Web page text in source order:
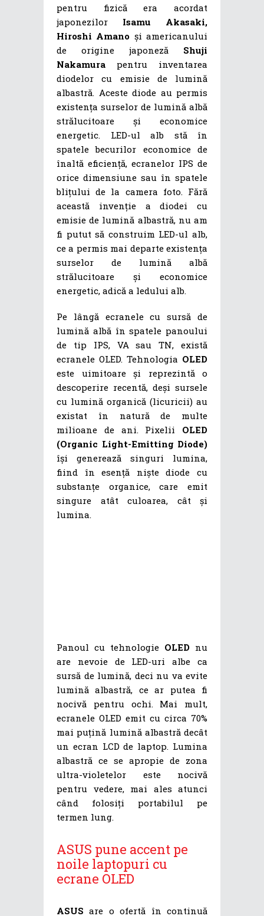
pentru fizică era acordat
japonezilor Isamu Akasaki,
Hiroshi Amano și americanului
de origine japoneză Shuji
Nakamura pentru inventarea
diodelor cu emisie de lumină
albastră. Aceste diode au permis
existența surselor de lumină albă
strălucitoare și economice
energetic. LED-ul alb stă în
spatele becurilor economice de
înaltă eficiență, ecranelor IPS de
orice dimensiune sau în spatele
blițului de la camera foto. Fără
această invenție a diodei cu
emisie de lumină albastră, nu am
fi putut să construim LED-ul alb,
ce a permis mai departe existența
surselor de lumină albă
strălucitoare și economice
energetic, adică a ledului alb.
Pe lângă ecranele cu sursă de
lumină albă în spatele panoului
de tip IPS, VA sau TN, există
ecranele OLED. Tehnologia OLED
este uimitoare și reprezintă o
descoperire recentă, deși sursele
cu lumină organică (licuricii) au
existat în natură de multe
milioane de ani. Pixelii OLED
(Organic Light-Emitting Diode)
își generează singuri lumina,
fiind în esență niște diode cu
substanțe organice, care emit
singure atât culoarea, cât și
lumina.
Panoul cu tehnologie OLED nu
are nevoie de LED-uri albe ca
sursă de lumină, deci nu va evite
lumină albastră, ce ar putea fi
nocivă pentru ochi. Mai mult,
ecranele OLED emit cu circa 70%
mai puțină lumină albastră decât
un ecran LCD de laptop. Lumina
albastră ce se apropie de zona
ultra-violetelor este nocivă
pentru vedere, mai ales atunci
când folosiți portabilul pe
termen lung.
ASUS pune accent pe
noile laptopuri cu
ecrane OLED
ASUS are o ofertă în continuă